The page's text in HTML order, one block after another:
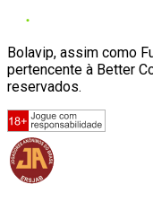
Bolavip, assim como
pertencente à Better
reservados.